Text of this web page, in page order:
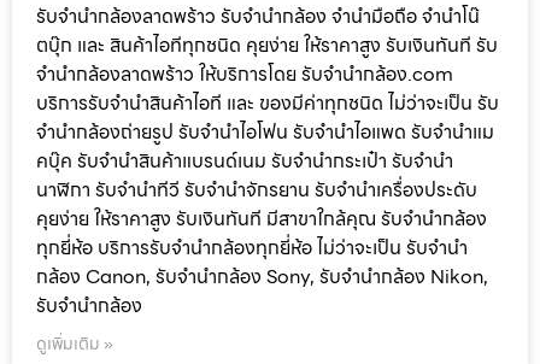
รับจำนำกล้องลาดพร้าว รับจํานํากล้อง จำนำมือถือ จำนำโน๊
ตบุ๊ก และ สินค้าไอทีทุกชนิด คุยง่าย ให้ราคาสูง รับเงินทันที รับ
จำนำกล้องลาดพร้าว ให้บริการโดย รับจํานํากล้อง.com
บริการรับจํานําสินค้าไอที และ ของมีค่าทุกชนิด ไม่ว่าจะเป็น รับ
จํานํากล้องถ่ายรูป รับจํานําไอโฟน รับจํานําไอแพด รับจํานําแม
คบุ๊ค รับจํานําสินค้าแบรนด์เนม รับจํานํากระเป๋า รับจํานํา
นาฬิกา รับจํานําทีวี รับจํานําจักรยาน รับจํานําเครื่องประดับ
คุยง่าย ให้ราคาสูง รับเงินทันที มีสาขาใกล้คุณ รับจำนำกล้อง
ทุกยี่ห้อ บริการรับจำนำกล้องทุกยี่ห้อ ไม่ว่าจะเป็น รับจำนำ
กล้อง Canon, รับจำนำกล้อง Sony, รับจำนำกล้อง Nikon,
รับจำนำกล้อง
ดูเพิ่มเติม »